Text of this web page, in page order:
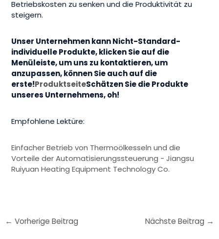
Betriebskosten zu senken und die Produktivität zu
steigern.
Unser Unternehmen kann Nicht-Standard-
individuelle Produkte, klicken Sie auf die
Menüleiste, um uns zu kontaktieren, um
anzupassen, können Sie auch auf die
erste!ProduktseiteSchätzen Sie die Produkte
unseres Unternehmens, oh!
Empfohlene Lektüre:
Einfacher Betrieb von Thermoölkesseln und die
Vorteile der Automatisierungssteuerung - Jiangsu
Ruiyuan Heating Equipment Technology Co.
← Vorherige Beitrag Nächste Beitrag →